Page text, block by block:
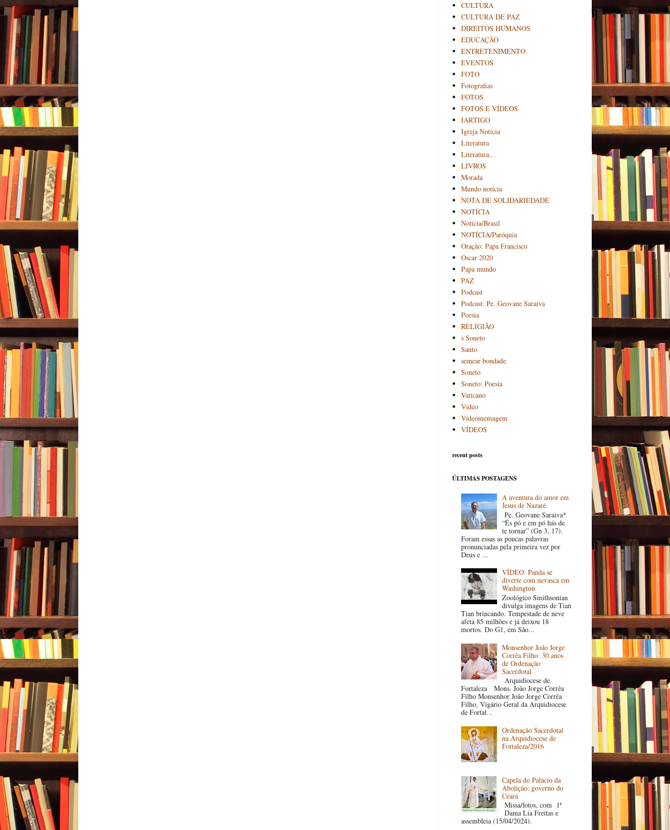
CULTURA
CULTURA DE PAZ
DIREITOS HUMANOS
EDUCAÇÃO
ENTRETENIMENTO
EVENTOS
FOTO
Fotografias
FOTOS
FOTOS E VÍDEOS
IARTIGO
Igreja Notícia
Literatura
Literatura...
LIVROS
Morada
Mundo notícia
NOTA DE SOLIDARIEDADE
NOTÍCIA
Notícia/Brasil
NOTÍCIA/Paróquia
Oração: Papa Francisco
Oscar 2020
Papa mundo
PAZ
Podcast
Podcast: Pe. Geovane Saraiva
Poesia
RELIGIÃO
s Soneto
Santo
semear bondade
Soneto
Soneto: Poesia
Vaticano
Vídeo
Videomensagem
VÍDEOS
recent posts
ÚLTIMAS POSTAGENS
A aventura do amor em
Jesus de Nazaré
Pe. Geovane Saraiva*
“És pó e em pó hás de
te tornar” (Gn 3, 17).
Foram essas as poucas palavras
pronunciadas pela primeira vez por
Deus e ...
VÍDEO: Panda se
diverte com nevasca em
Washington
Zoológico Smithsonian
divulga imagens de Tian
Tian brincando. Tempestade de neve
afeta 85 milhões e já deixou 18
mortos. Do G1, em São...
Monsenhor João Jorge
Corrêa Filho: 30 anos
de Ordenação
Sacerdotal
Arquidiocese de
Fortaleza Mons. João Jorge Corrêa
Filho Monsenhor João Jorge Corrêa
Filho, Vigário Geral da Arquidiocese
de Fortal...
Ordenação Sacerdotal
na Arquidiocese de
Fortaleza/2016
Capela do Palácio da
Abolição: governo do
Ceará
Missa/fotos, com 1ª
Dama Lia Freitas e
assembleia (15/04/2024).